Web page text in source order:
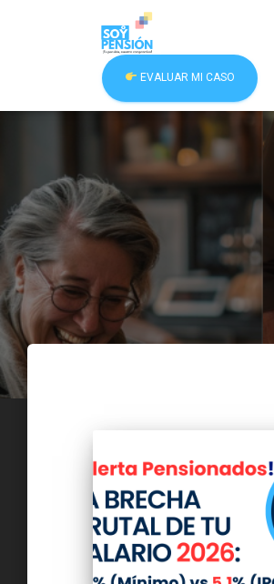
EVALUAR MI CASO